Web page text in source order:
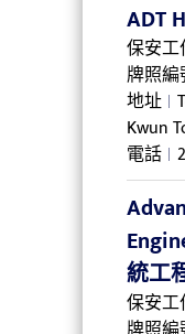
ADT
保安
牌照編
地址
Kwun
電話
統工
保安